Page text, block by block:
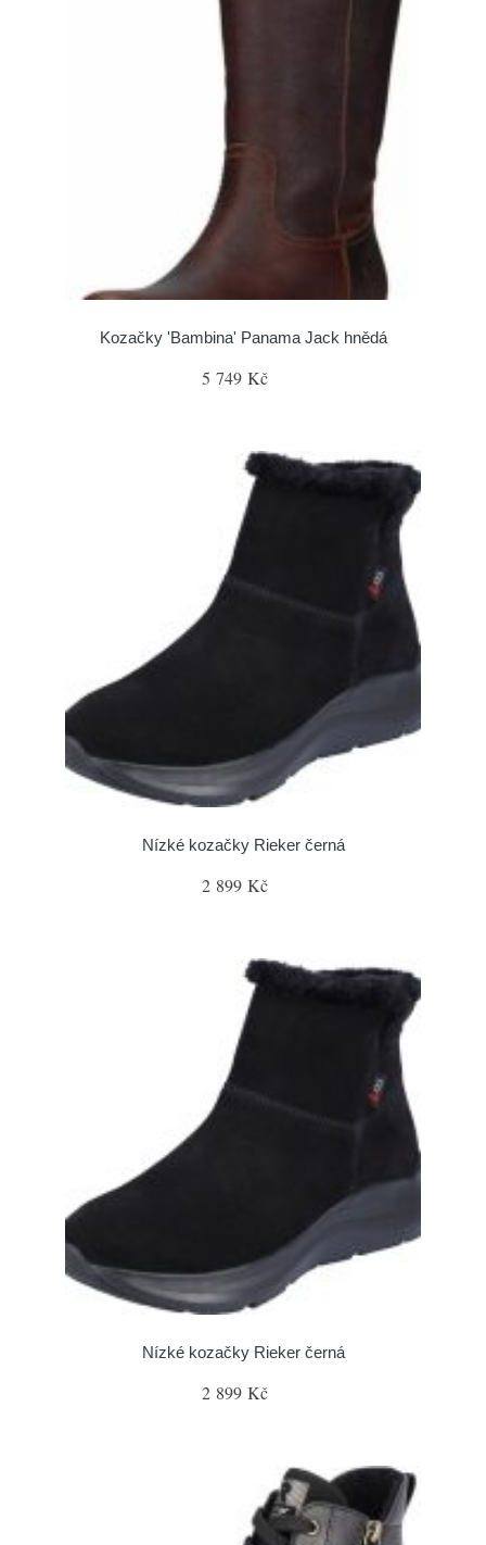
Kozačky 'Bambina' Panama Jack hnědá
5 749 Kč
Nízké kozačky Rieker černá
2 899 Kč
Nízké kozačky Rieker černá
2 899 Kč